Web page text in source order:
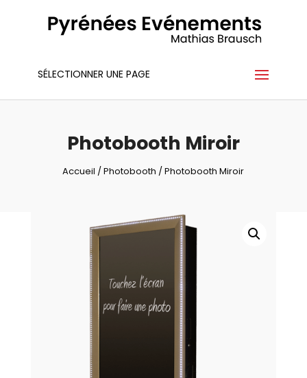
SÉLECTIONNER UNE PAGE
Photobooth Miroir
Accueil /Photobooth / Photobooth Miroir